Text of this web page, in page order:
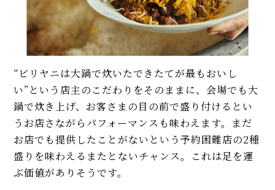
“ビリヤニは大鍋で炊いたできたてが最もおいし
い”という店主のこだわりをそのままに、会場でも大
鍋で炊き上げ、お客さまの目の前で盛り付けるとい
うお店さながらパフォーマンスも味わえます。まだ
お店でも提供したことがないという予約困難店の2種
盛りを味わえるまたとないチャンス。これは足を運
ぶ価値がありそうです。